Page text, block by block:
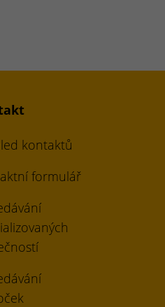
kontaktů
formulář